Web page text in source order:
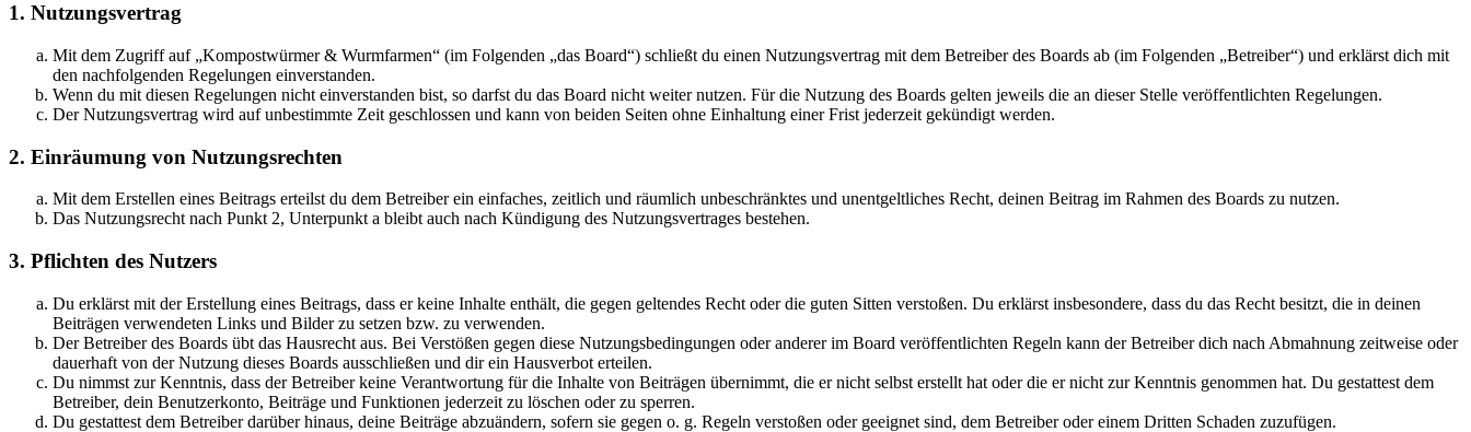
1. Nutzungsvertrag
Mit dem Zugriff auf „Kompostwürmer & Wurmfarmen“ (im Folgenden „das Board“) schließt du einen Nutzungsvertrag mit dem Betreiber des Boards ab (im Folgenden „Betreiber“) und erklärst dich mit
den nachfolgenden Regelungen einverstanden.
Wenn du mit diesen Regelungen nicht einverstanden bist, so darfst du das Board nicht weiter nutzen. Für die Nutzung des Boards gelten jeweils die an dieser Stelle veröffentlichten Regelungen.
Der Nutzungsvertrag wird auf unbestimmte Zeit geschlossen und kann von beiden Seiten ohne Einhaltung einer Frist jederzeit gekündigt werden.
2. Einräumung von Nutzungsrechten
Mit dem Erstellen eines Beitrags erteilst du dem Betreiber ein einfaches, zeitlich und räumlich unbeschränktes und unentgeltliches Recht, deinen Beitrag im Rahmen des Boards zu nutzen.
Das Nutzungsrecht nach Punkt 2, Unterpunkt a bleibt auch nach Kündigung des Nutzungsvertrages bestehen.
3. Pflichten des Nutzers
Du erklärst mit der Erstellung eines Beitrags, dass er keine Inhalte enthält, die gegen geltendes Recht oder die guten Sitten verstoßen. Du erklärst insbesondere, dass du das Recht besitzt, die in deinen
Beiträgen verwendeten Links und Bilder zu setzen bzw. zu verwenden.
Der Betreiber des Boards übt das Hausrecht aus. Bei Verstößen gegen diese Nutzungsbedingungen oder anderer im Board veröffentlichten Regeln kann der Betreiber dich nach Abmahnung zeitweise oder
dauerhaft von der Nutzung dieses Boards ausschließen und dir ein Hausverbot erteilen.
Du nimmst zur Kenntnis, dass der Betreiber keine Verantwortung für die Inhalte von Beiträgen übernimmt, die er nicht selbst erstellt hat oder die er nicht zur Kenntnis genommen hat. Du gestattest dem
Betreiber, dein Benutzerkonto, Beiträge und Funktionen jederzeit zu löschen oder zu sperren.
Du gestattest dem Betreiber darüber hinaus, deine Beiträge abzuändern, sofern sie gegen o. g. Regeln verstoßen oder geeignet sind, dem Betreiber oder einem Dritten Schaden zuzufügen.